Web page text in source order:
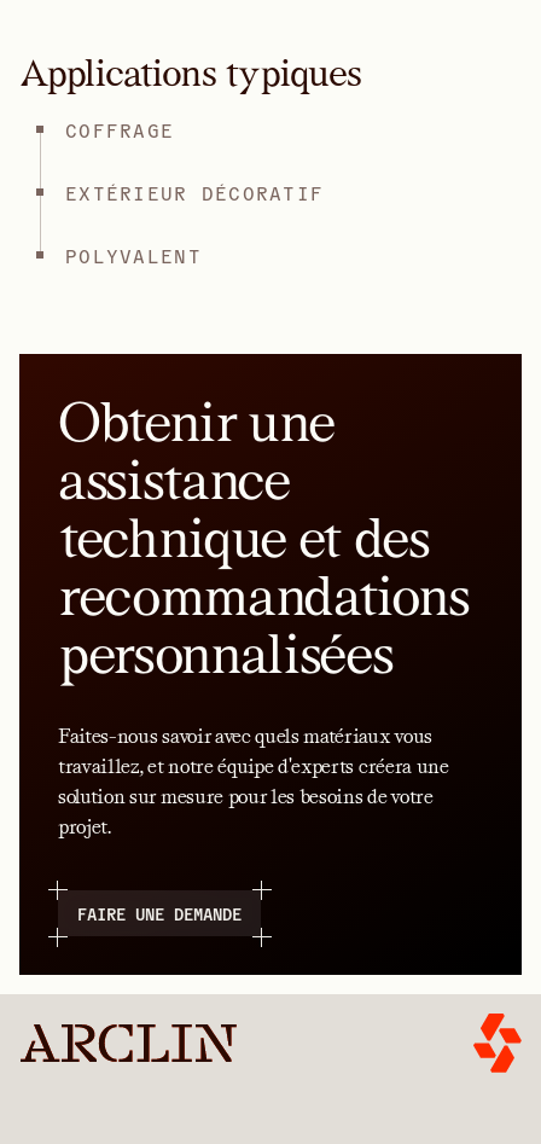
Applications typiques
COFFRAGE
EXTÉRIEUR DÉCORATIF
POLYVALENT
Obtenir une
assistance
technique et des
recommandations
personnalisées
Faites-nous savoir avec quels matériaux vous
travaillez, et notre équipe d'experts créera une
solution sur mesure pour les besoins de votre
projet.
FAIRE UNE DEMANDE